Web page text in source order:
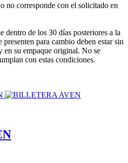
no corresponde con el solicitado en
dentro de los 30 días posteriores a la
para cambio deben estar sin
en su empaque original. No se
con estas condiciones.